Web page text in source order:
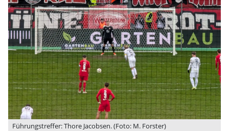
Führungstreffer: Thore Jacobsen. (Foto: M. Forster)